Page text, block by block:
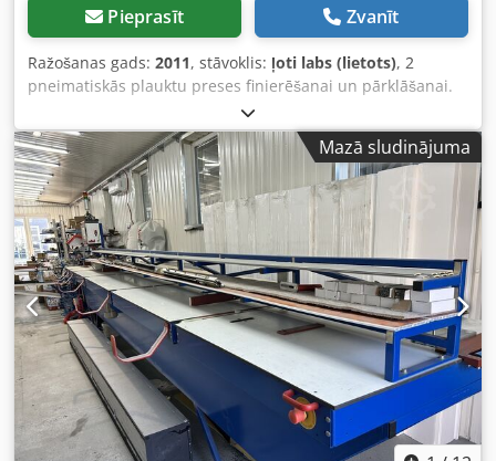
Pieprasīt Zvanīt
Ražošanas gads: 2011, stāvoklis: ļoti labs (lietots), 2
pneimatiskās plauktu preses finierēšanai un pārklāšanai.
Tips: PNP Darba laukums: 1250 x 2500 mm Svars: 1940 kg
Preses ir pilnībā darba kārtībā, lietošanā. Dkodoy Avb
Aspfx Anksr Jautājumu gadījumā lūdzu sazināties: Piotr
Żołnierczyk, tālr. 606 666 023
Mazā sludinājuma